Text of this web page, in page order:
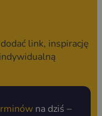
link, inspirację
na dziś –